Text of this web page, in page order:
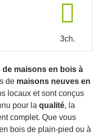
3ch.
maisons en bois à
de maisons neuves en
locaux et sont conçus
pour la qualité, la
complet. Que vous
bois de plain-pied ou à